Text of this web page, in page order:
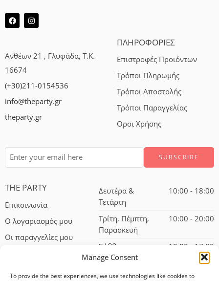
Manage Consent
To provide the best experiences, we use technologies like cookies to
Ανθέων 21 , Γλυφάδα, Τ.Κ.
16674
(+30)211-0154536
info@theparty.gr
theparty.gr
ΠΛΗΡΟΦΟΡΙΕΣ
Επιστροφές Προιόντων
Τρόποι Πληρωμής
Τρόποι Αποστολής
Τρόποι Παραγγελίας
Οροι Χρήσης
THE PARTY
Επικοινωνία
Ο λογαριασμός μου
Οι παραγγελίες μου
Δευτέρα &
Τετάρτη
10:00 - 18:00
Τρίτη, Πέμπτη,
Παρασκευή
10:00 - 20:00
Σάββατο 10:00 - 17:00